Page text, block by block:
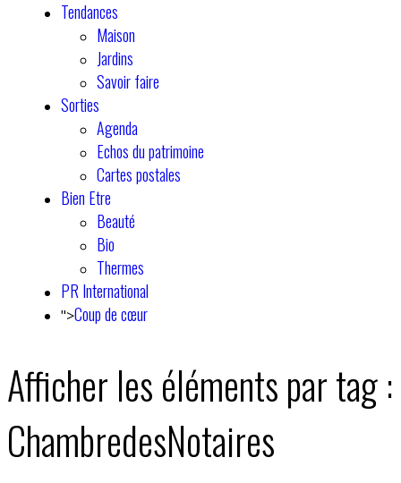
Tendances
Maison
Jardins
Savoir faire
Sorties
Agenda
Echos du patrimoine
Cartes postales
Bien Etre
Beauté
Bio
Thermes
PR International
">Coup de cœur
Afficher les éléments par tag :
ChambredesNotaires